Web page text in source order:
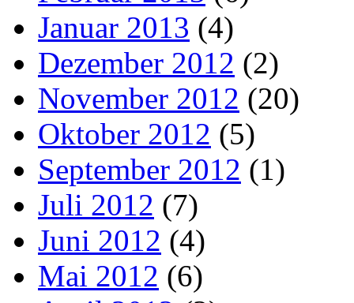
Januar 2013 (4)
Dezember 2012 (2)
November 2012 (20)
Oktober 2012 (5)
September 2012 (1)
Juli 2012 (7)
Juni 2012 (4)
Mai 2012 (6)